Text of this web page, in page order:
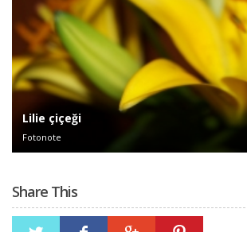
Lilie çiçeği
Fotonote
Share This